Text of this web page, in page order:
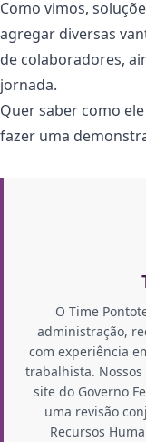
Como vimos,
agregar diversas
de colaboradores,
jornada.
Quer saber como
fazer uma
O Time
administração,
com experiência
trabalhista.
site do Governo
uma revisão
Recursos